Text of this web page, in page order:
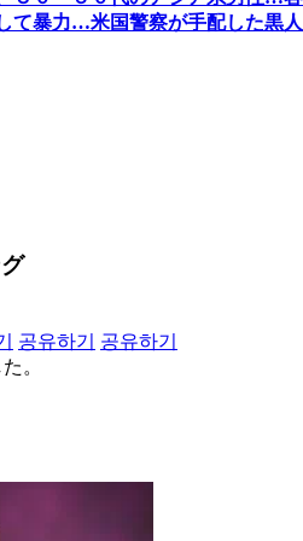
て暴力…米国警察が手配した黒
공유하기
공유하기
。